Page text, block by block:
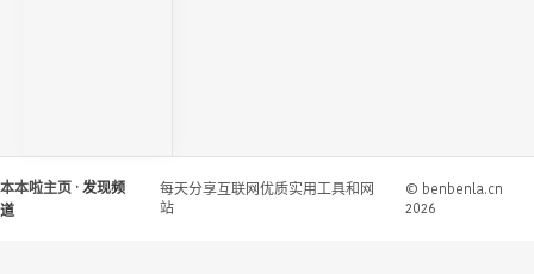
本本啦主页 · 发现频
道
每天分享互联网优质实用工具和网
站
© benbenla.cn
2026